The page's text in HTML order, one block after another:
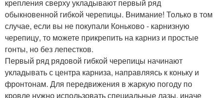
крепления сверху укладывают первый ряд
обыкновенной гибкой черепицы. Внимание! Только в том
случае, если вы не покупали Коньково - карнизную
черепицу, то можете прикрепить на карниз и простые
гонты, но без лепестков.
Первый ряд рядовой гибкой черепицы начинают
укладывать с центра карниза, направляясь к коньку и
фронтонам. Для передвижения в жаркую погоду по
кровле нужно использовать специальные лазы, иначе